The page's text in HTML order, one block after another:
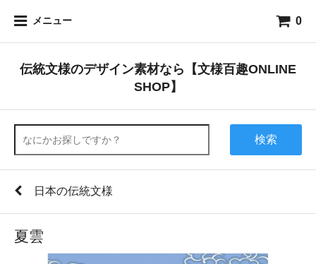
メニュー 0
伝統文様のデザイン素材なら【文様百趣ONLINE
SHOP】
検索
日本の伝統文様
夏雲